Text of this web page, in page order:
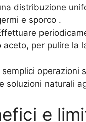
distribuzione
e sporco .
aceto, per pulire la
semplici operazioni
soluzioni naturali
e